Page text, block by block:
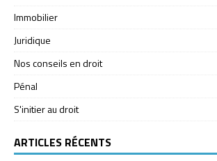
Immobilier
Juridique
Nos conseils en droit
Pénal
S'initier au droit
ARTICLES RÉCENTS